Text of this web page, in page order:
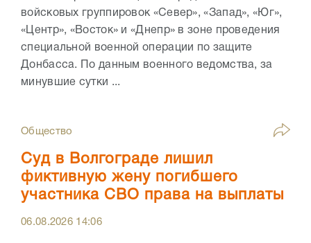
войсковых группировок «Север», «Запад», «Юг»,
«Центр», «Восток» и «Днепр» в зоне проведения
специальной военной операции по защите
Донбасса. По данным военного ведомства, за
минувшие сутки ...
Общество
Суд в Волгограде лишил
фиктивную жену погибшего
участника СВО права на выплаты
06.08.2026 14:06